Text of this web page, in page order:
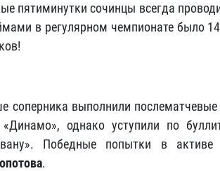
пятиминутки сочинцы всегда
в регулярном чемпионате было
соперника выполнили
однако уступили по
Победные попытки в
.